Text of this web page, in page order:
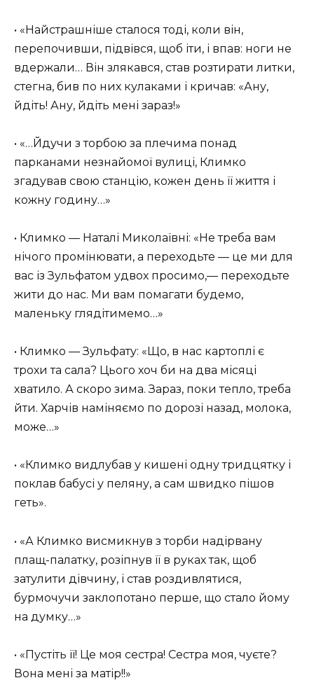
• «Найстрашніше сталося тоді, коли він,
перепочивши, підвівся, щоб іти, і впав: ноги не
вдержали… Він злякався, став розтирати литки,
стегна, бив по них кулаками і кричав: «Ану,
йдіть! Ану, йдіть мені зараз!»
• «…Йдучи з торбою за плечима понад
парканами незнайомої вулиці, Климко
згадував свою станцію, кожен день її життя і
кожну годину…»
• Климко — Наталі Миколаївні: «Не треба вам
нічого промінювати, а переходьте — це ми для
вас із Зульфатом удвох просимо,— переходьте
жити до нас. Ми вам помагати будемо,
маленьку глядітимемо…»
• Климко — Зульфату: «Що, в нас картоплі є
трохи та сала? Цього хоч би на два місяці
хватило. А скоро зима. Зараз, поки тепло, треба
йти. Харчів наміняємо по дорозі назад, молока,
може…»
• «Климко видлубав у кишені одну тридцятку і
поклав бабусі у пеляну, а сам швидко пішов
геть».
• «А Климко висмикнув з торби надірвану
плащ-палатку, розіпнув її в руках так, щоб
затулити дівчину, і став роздивлятися,
бурмочучи заклопотано перше, що стало йому
на думку…»
• «Пустіть її! Це моя сестра! Сестра моя, чуєте?
Вона мені за матір!!»